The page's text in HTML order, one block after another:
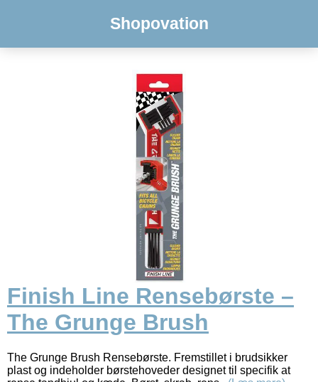
Shopovation
Finish Line Rensebørste –
The Grunge Brush
The Grunge Brush Rensebørste. Fremstillet i brudsikker
plast og indeholder børstehoveder designet til specifik at